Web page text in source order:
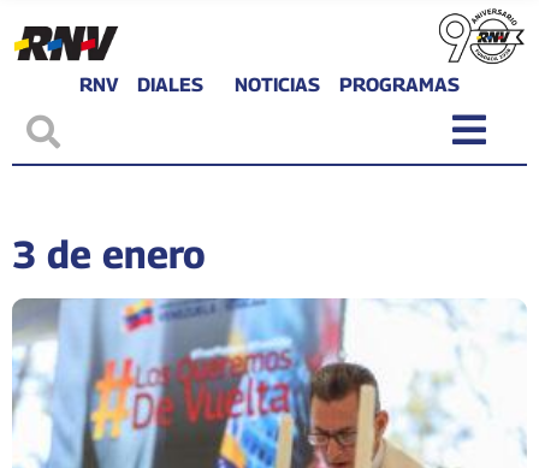
RNV DIALES NOTICIAS PROGRAMAS
3 de enero